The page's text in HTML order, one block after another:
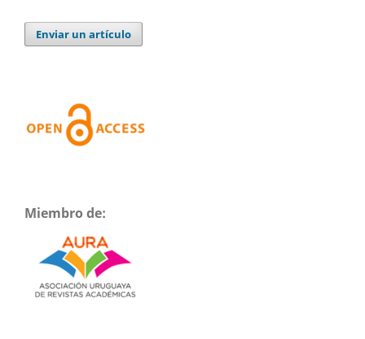
Enviar un artículo
Miembro de: